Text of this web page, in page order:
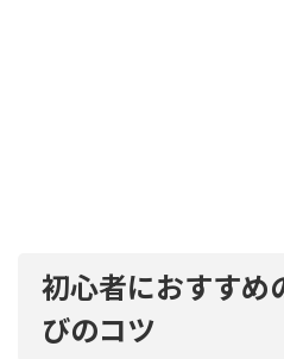
初心者におすすめ
びのコツ